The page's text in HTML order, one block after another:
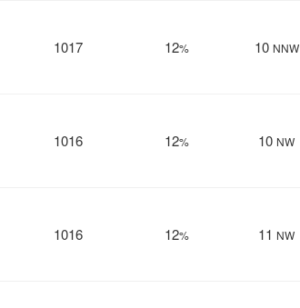
1017 12% 10 NNW
1016 12% 10 NW
1016 12% 11 NW